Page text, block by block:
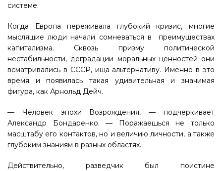
системе.
Когда Европа переживала глубокий кризис, многие
мыслящие люди начали сомневаться в преимуществах
капитализма. Сквозь призму политической
нестабильности, деградации моральных ценностей они
всматривались в СССР, ища альтернативу. Именно в это
время и появилась такая удивительная и значимая
фигура, как Арнольд Дейч.
— Человек эпохи Возрождения, — подчеркивает
Александр Бондаренко. — Поражаешься не только
масштабу его контактов, но и величию личности, а также
глубоким знаниям в разных областях.
Действительно, разведчик был поистине